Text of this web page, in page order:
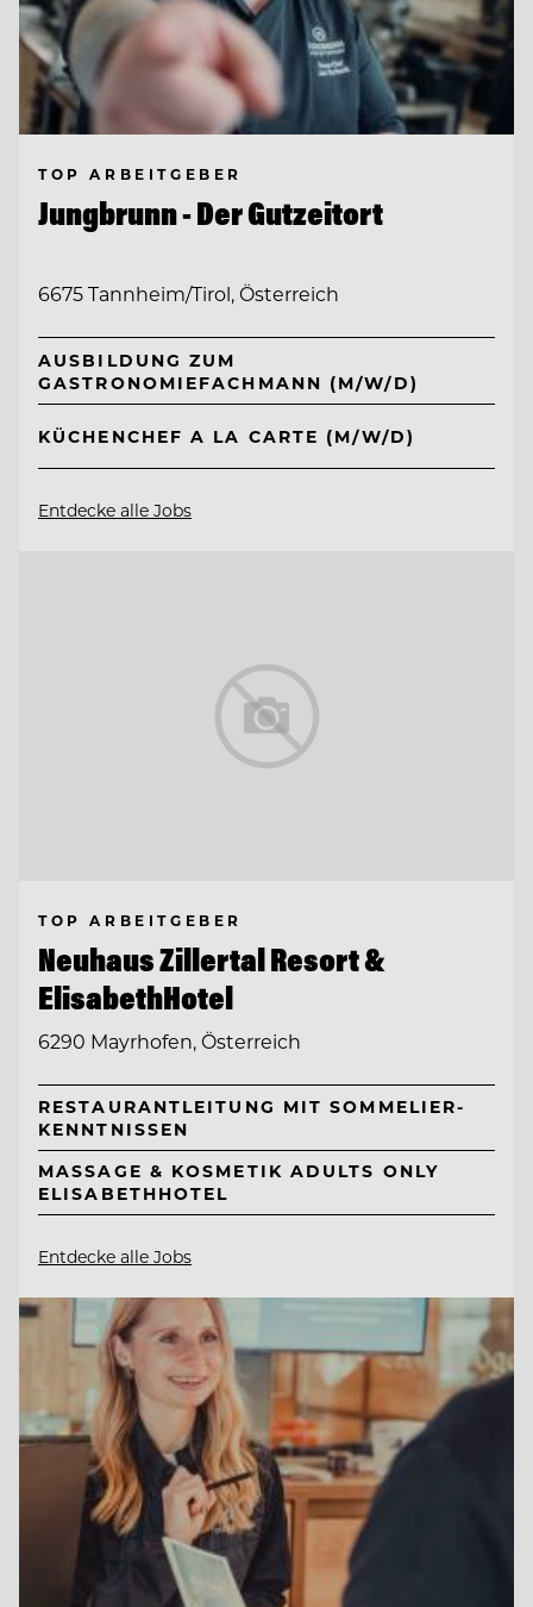
TOP ARBEITGEBER
Jungbrunn - Der Gutzeitort
6675 Tannheim/Tirol, Österreich
AUSBILDUNG ZUM
GASTRONOMIEFACHMANN (M/W/D)
KÜCHENCHEF A LA CARTE (M/W/D)
Entdecke alle Jobs
TOP ARBEITGEBER
Neuhaus Zillertal Resort &
ElisabethHotel
6290 Mayrhofen, Österreich
RESTAURANTLEITUNG MIT SOMMELIER-
KENNTNISSEN
MASSAGE & KOSMETIK ADULTS ONLY
ELISABETHHOTEL
Entdecke alle Jobs